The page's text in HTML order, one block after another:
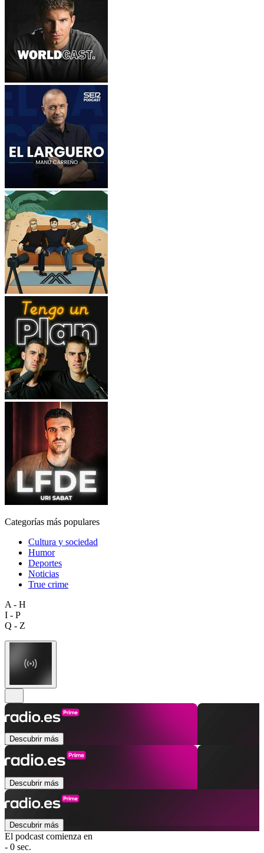
Categorías más populares
Cultura y sociedad
Humor
Deportes
Noticias
True crime
A - H
I - P
Q - Z
Descubrir más
Descubrir más
Descubrir más
El podcast comienza en
- 0 sec.